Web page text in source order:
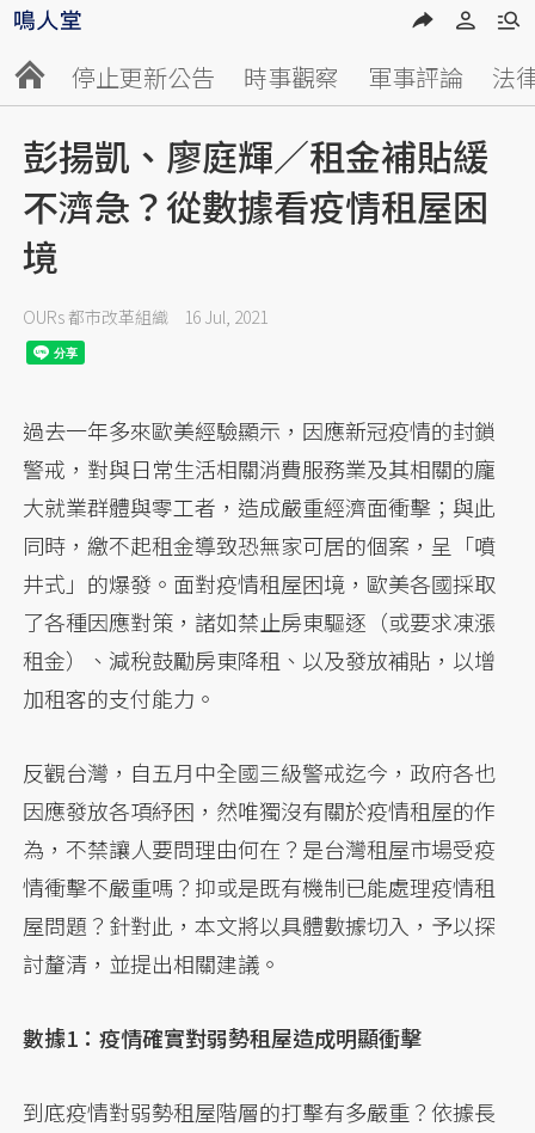
停止更新公告 時事觀察 軍事評論 法
彭揚凱、廖庭輝／租金補貼緩
不濟急？從數據看疫情租屋困
境
OURs 都市改革組織 16 Jul, 2021
過去一年多來歐美經驗顯示，因應新冠疫情的封鎖
警戒，對與日常生活相關消費服務業及其相關的龐
大就業群體與零工者，造成嚴重經濟面衝擊；與此
同時，繳不起租金導致恐無家可居的個案，呈「噴
井式」的爆發。面對疫情租屋困境，歐美各國採取
了各種因應對策，諸如禁止房東驅逐（或要求凍漲
租金）、減稅鼓勵房東降租、以及發放補貼，以增
加租客的支付能力。
反觀台灣，自五月中全國三級警戒迄今，政府各也
因應發放各項紓困，然唯獨沒有關於疫情租屋的作
為，不禁讓人要問理由何在？是台灣租屋市場受疫
情衝擊不嚴重嗎？抑或是既有機制已能處理疫情租
屋問題？針對此，本文將以具體數據切入，予以探
討釐清，並提出相關建議。
數據1：疫情確實對弱勢租屋造成明顯衝擊
到底疫情對弱勢租屋階層的打擊有多嚴重？依據長